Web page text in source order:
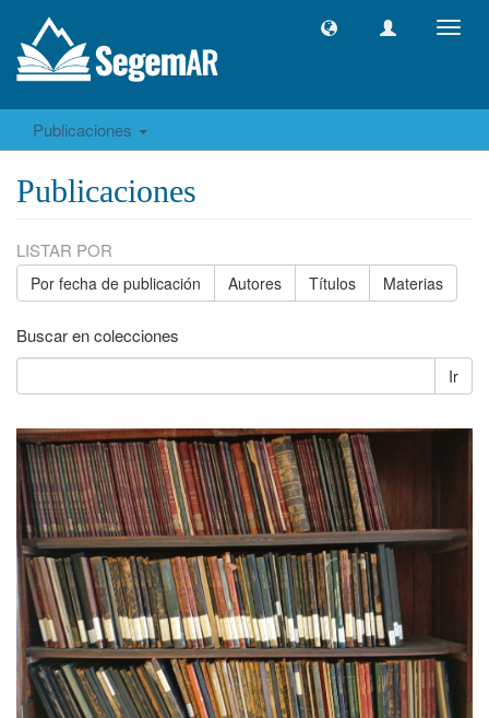
Publicaciones
Publicaciones
LISTAR POR
Por fecha de publicación Autores Títulos Materias
Buscar en colecciones
Ir